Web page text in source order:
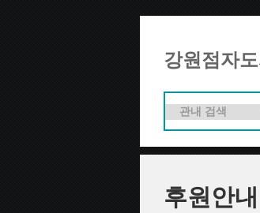
강원점자
후원안내